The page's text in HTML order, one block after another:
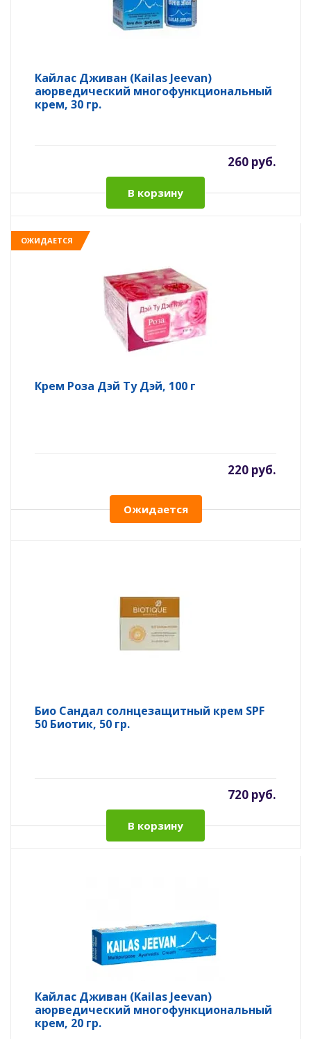
Кайлас Дживан (Kailas Jeevan)
аюрведический многофункциональный
крем, 30 гр.
260 руб.
В корзину
ОЖИДАЕТСЯ
Крем Роза Дэй Ту Дэй, 100 г
220 руб.
Ожидается
Био Сандал солнцезащитный крем SPF
50 Биотик, 50 гр.
720 руб.
В корзину
Кайлас Дживан (Kailas Jeevan)
аюрведический многофункциональный
крем, 20 гр.